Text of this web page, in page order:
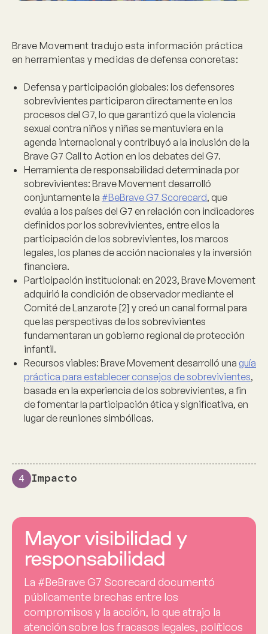
Brave Movement tradujo esta información práctica
en herramientas y medidas de defensa concretas:
Defensa y participación globales: los defensores
sobrevivientes participaron directamente en los
procesos del G7, lo que garantizó que la violencia
sexual contra niños y niñas se mantuviera en la
agenda internacional y contribuyó a la inclusión de la
Brave G7 Call to Action en los debates del G7.
Herramienta de responsabilidad determinada por
sobrevivientes: Brave Movement desarrolló
conjuntamente la #BeBrave G7 Scorecard, que
evalúa a los países del G7 en relación con indicadores
definidos por los sobrevivientes, entre ellos la
participación de los sobrevivientes, los marcos
legales, los planes de acción nacionales y la inversión
financiera.
Participación institucional: en 2023, Brave Movement
adquirió la condición de observador mediante el
Comité de Lanzarote [2] y creó un canal formal para
que las perspectivas de los sobrevivientes
fundamentaran un gobierno regional de protección
infantil.
Recursos viables: Brave Movement desarrolló una guía
práctica para establecer consejos de sobrevivientes,
basada en la experiencia de los sobrevivientes, a fin
de fomentar la participación ética y significativa, en
lugar de reuniones simbólicas.
4 Impacto
Mayor visibilidad y
responsabilidad
La #BeBrave G7 Scorecard documentó
públicamente brechas entre los
compromisos y la acción, lo que atrajo la
atención sobre los fracasos legales, políticos